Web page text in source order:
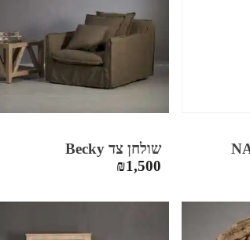
שולחן צד Becky
₪1,500